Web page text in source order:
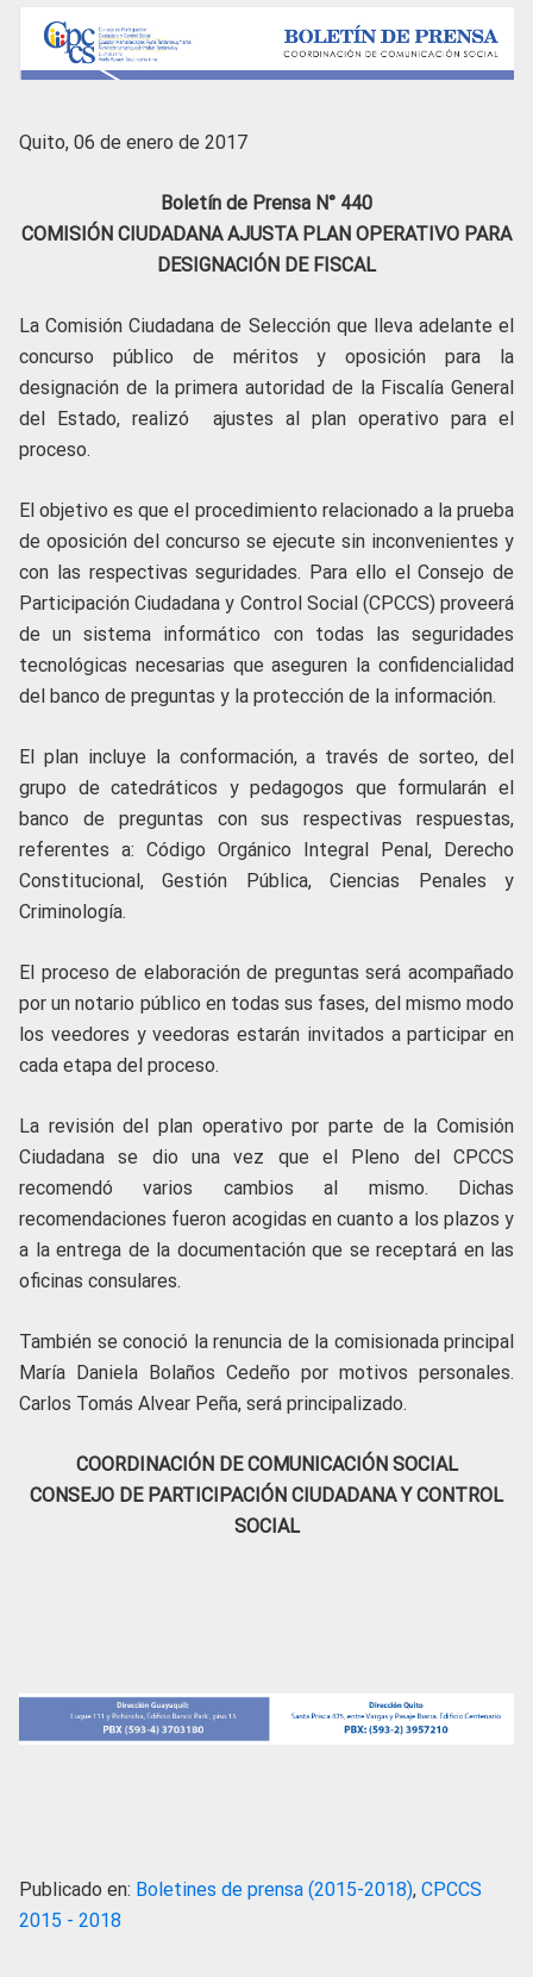
Quito, 06 de enero de 2017
Boletín de Prensa N° 440
COMISIÓN CIUDADANA AJUSTA PLAN OPERATIVO PARA
DESIGNACIÓN DE FISCAL
La Comisión Ciudadana de Selección que lleva adelante el
concurso público de méritos y oposición para la
designación de la primera autoridad de la Fiscalía General
del Estado, realizó ajustes al plan operativo para el
proceso.
El objetivo es que el procedimiento relacionado a la prueba
de oposición del concurso se ejecute sin inconvenientes y
con las respectivas seguridades. Para ello el Consejo de
Participación Ciudadana y Control Social (CPCCS) proveerá
de un sistema informático con todas las seguridades
tecnológicas necesarias que aseguren la confidencialidad
del banco de preguntas y la protección de la información.
El plan incluye la conformación, a través de sorteo, del
grupo de catedráticos y pedagogos que formularán el
banco de preguntas con sus respectivas respuestas,
referentes a: Código Orgánico Integral Penal, Derecho
Constitucional, Gestión Pública, Ciencias Penales y
Criminología.
El proceso de elaboración de preguntas será acompañado
por un notario público en todas sus fases, del mismo modo
los veedores y veedoras estarán invitados a participar en
cada etapa del proceso.
La revisión del plan operativo por parte de la Comisión
Ciudadana se dio una vez que el Pleno del CPCCS
recomendó varios cambios al mismo. Dichas
recomendaciones fueron acogidas en cuanto a los plazos y
a la entrega de la documentación que se receptará en las
oficinas consulares.
También se conoció la renuncia de la comisionada principal
María Daniela Bolaños Cedeño por motivos personales.
Carlos Tomás Alvear Peña, será principalizado.
COORDINACIÓN DE COMUNICACIÓN SOCIAL
CONSEJO DE PARTICIPACIÓN CIUDADANA Y CONTROL
SOCIAL
Publicado en: Boletines de prensa (2015-2018), CPCCS
2015 - 2018